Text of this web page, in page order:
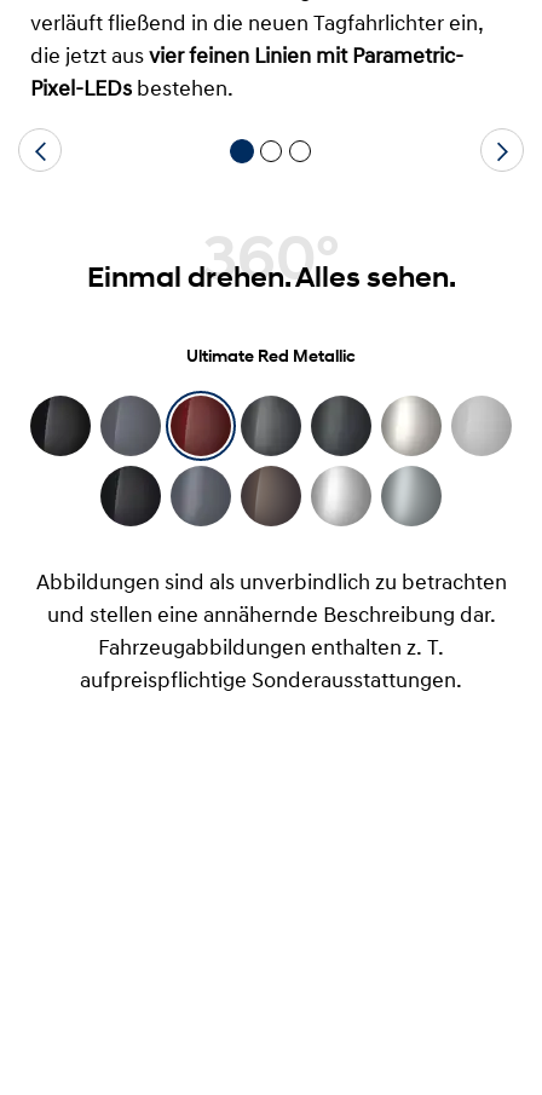
verläuft fließend in die neuen Tagfahrlichter ein,
die jetzt aus vier feinen Linien mit Parametric-
Pixel-LEDs bestehen.
360°
Einmal drehen. Alles sehen.
Ultimate Red Metallic
Abbildungen sind als unverbindlich zu betrachten
und stellen eine annähernde Beschreibung dar.
Fahrzeugabbildungen enthalten z. T.
aufpreispflichtige Sonderausstattungen.